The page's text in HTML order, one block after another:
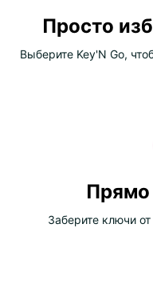
Просто
Выберите Key'N Go,
Прямо
Заберите ключи